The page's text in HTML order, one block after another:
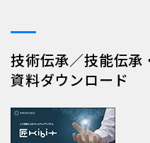
技術伝承／技能伝承
資料ダウンロード